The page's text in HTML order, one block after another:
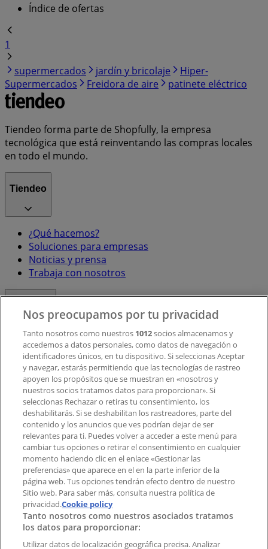
Índice de ofertas
1
supermercados
jardín y bricolaje
Hiper-
Supermercados
Freidora de aire patinete eléctrico
Tiendeo forma parte de Shopfully, la empresa
tecnológica que está reinventando las compras locales
en todo el mundo.
Tiendeo
¿Qué hacemos?
Soluciones para empresas
Noticias y prensa
Trabaja con nosotros
Contacto comercial y de marketing
Tienda mal colocada en el mapa
Notificar un folleto
¿Encontraste un problema en la web o en la
aplicación?
Índices
Marcas
Marcas locales
Negocios
Negocios cercanos
Productos
Productos locales
Nos preocupamos por tu privacidad
Tanto nosotros como nuestros 1012socios almacenamos y
accedemos a datos personales, como datos de navegación o
identificadores únicos, en tu dispositivo. Si seleccionas Aceptar
y navegar, estarás permitiendo que las tecnologías de rastreo
apoyen los propósitos que se muestran en «nosotros y
nuestros socios tratamos datos para proporcionar». Si
seleccionas Rechazar o retiras tu consentimiento, los
deshabilitarás. Si se deshabilitan los rastreadores, parte del
contenido y los anuncios que ves podrían dejar de ser
relevantes para ti. Puedes volver a acceder a este menú para
cambiar tus opciones o retirar el consentimiento en cualquier
momento haciendo clic en el enlace «Gestionar las
preferencias» que aparece en el en la parte inferior de la
página web. Tus opciones tendrán efecto dentro de nuestro
Sitio web. Para saber más, consulta nuestra política de
privacidad.Cookie policy
Tanto nosotros como nuestros asociados tratamos
los datos para proporcionar:
Utilizar datos de localización geográfica precisa. Analizar